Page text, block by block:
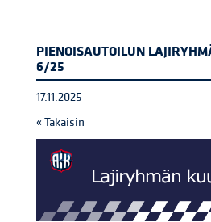
PIENOISAUTOILUN
6/25
17.11.2025
« Takaisin